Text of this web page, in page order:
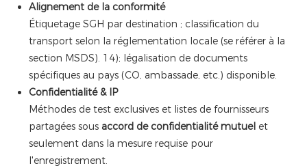
Alignement de la conformité
Étiquetage SGH par destination ; classification du
transport selon la réglementation locale (se référer à la
section MSDS). 14); légalisation de documents
spécifiques au pays (CO, ambassade, etc.) disponible.
Confidentialité & IP
Méthodes de test exclusives et listes de fournisseurs
partagées sous accord de confidentialité mutuel et
seulement dans la mesure requise pour
l'enregistrement.